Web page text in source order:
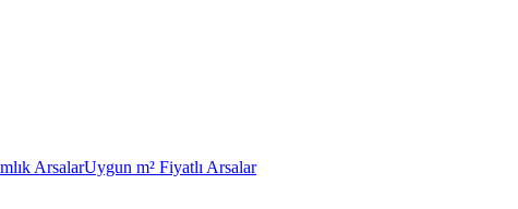
ArsalarUygun m² Fiyatlı Arsalar